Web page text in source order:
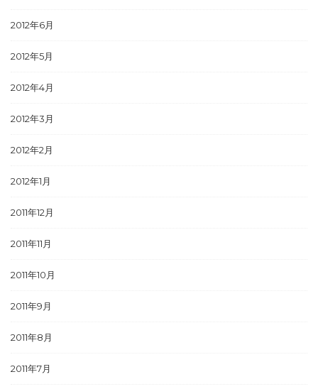
2012年6月
2012年5月
2012年4月
2012年3月
2012年2月
2012年1月
2011年12月
2011年11月
2011年10月
2011年9月
2011年8月
2011年7月